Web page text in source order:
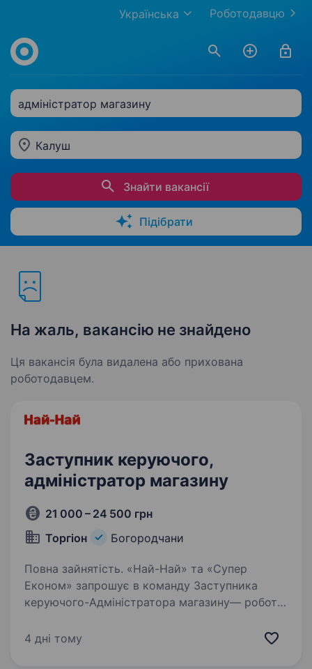
Роботодавцю
Українська
адміністратор магазину
Калуш
Знайти вакансії
Підібрати
На жаль, вакансію не знайдено
Ця вакансія була видалена або прихована
роботодавцем.
Заступник керуючого,
адміністратор магазину
21 000 – 24 500 грн
Торгіон
Богородчани
Повна зайнятість. «Най-Най» та «Супер
Економ» запрошує в команду Заступника
керуючого-Адміністратора магазину— робота
Най» та «Супер Економ» — це мережа
4 дні тому